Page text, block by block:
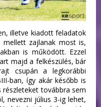
illetve kiadott feladatok
zajlanak most is,
is működött. Ezzel
majd a felkészülés, bár
csupán a legkorábbi
ban, így akár később is
részleteket továbbra sem
nevezni július 3-ig lehet,